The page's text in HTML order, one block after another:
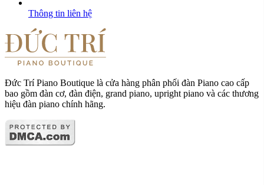
Thông tin liên hệ
Đức Trí Piano Boutique là cửa hàng phân phối đàn Piano cao cấp
bao gồm đàn cơ, đàn điện, grand piano, upright piano và các thương
hiệu đàn piano chính hãng.